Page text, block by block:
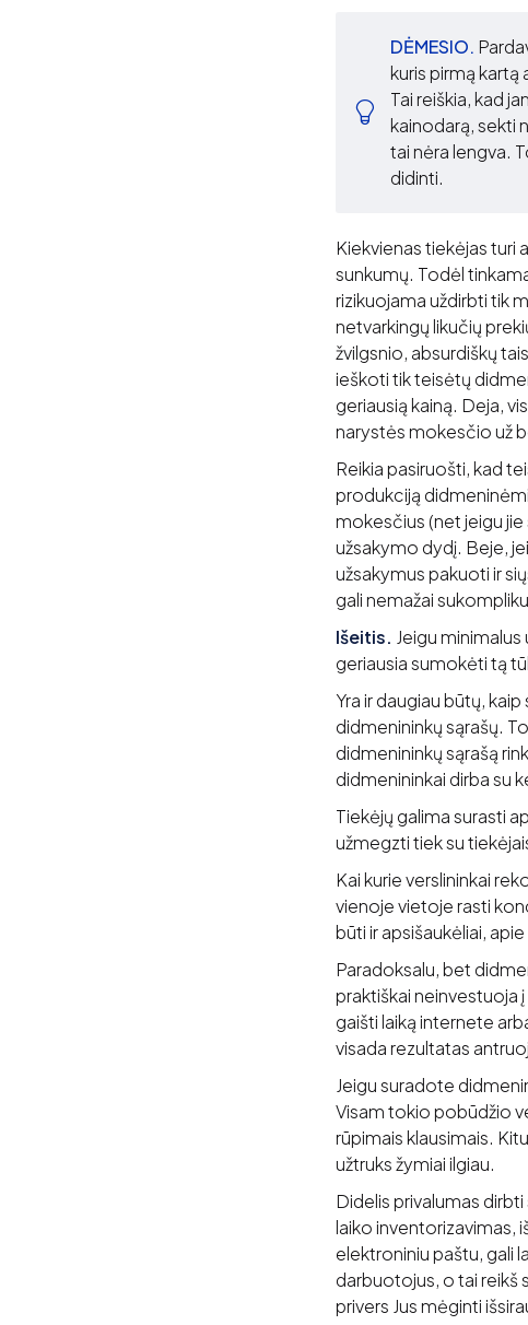
DĖMESIO.
kuris pirmą kartą
Tai reiškia, kad
kainodarą, sekti
tai nėra lengva.
didinti.
Kiekvienas tiekėjas turi
sunkumų. Todėl
rizikuojama uždirbti tik
netvarkingų likučių
žvilgsnio, absurdiškų
ieškoti tik teisėtų
geriausią kainą. Deja,
narystės mokesčio už
Reikia pasiruošti, kad
produkciją
mokesčius (net jeigu jie
užsakymo dydį. Beje,
užsakymus pakuoti ir
gali nemažai
Išeitis. Jeigu
geriausia sumokėti tą
Yra ir daugiau būtų,
didmenininkų sąrašų.
didmenininkų sąrašą
didmenininkai dirba su
Tiekėjų galima surasti
užmegzti tiek su
Kai kurie verslininkai
vienoje vietoje rasti
būti ir apsišaukėliai,
Paradoksalu, bet
praktiškai neinvestuoja
gaišti laiką internete
visada rezultatas
Jeigu suradote
Visam tokio pobūdžio
rūpimais klausimais.
užtruks žymiai ilgiau.
Didelis privalumas
laiko inventorizavimas,
elektroniniu paštu, gali
darbuotojus, o tai reikš
privers Jus mėginti